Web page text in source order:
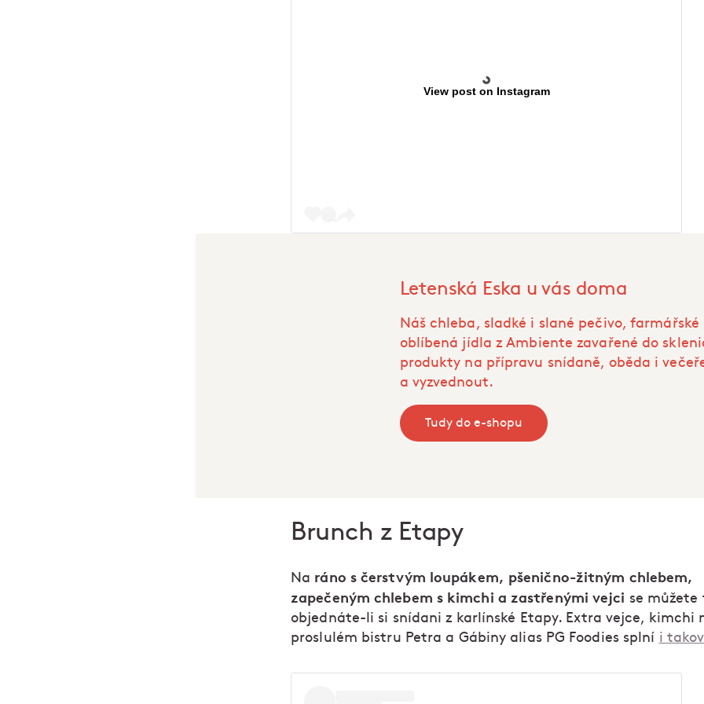
View post on Instagram
Letenská Eska u vás doma
Náš chleba, sladké i slané pečivo,
oblíbená jídla z Ambiente zavařené do
produkty na přípravu snídaně, oběda i
a vyzvednout.
Tudy do e-shopu
Brunch z Etapy
Na ráno s čerstvým loupákem, pšenično-žitným chlebem,
zapečeným chlebem s kimchi a zastřenými vejci se můžete
objednáte-li si snídani z karlínské Etapy. Extra vejce, kimchi
proslulém bistru Petra a Gábiny alias PG Foodies splní i